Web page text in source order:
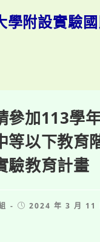
學附設實驗
參加113學
等以下教育
驗教育計畫
Post2024 年 3 月 11